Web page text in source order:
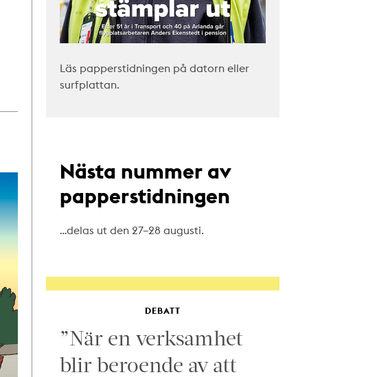
Läs papperstidningen på datorn eller
surfplattan.
Nästa nummer av
papperstidningen
…delas ut den 27–28 augusti.
DEBATT
”När en verksamhet
blir beroende av att